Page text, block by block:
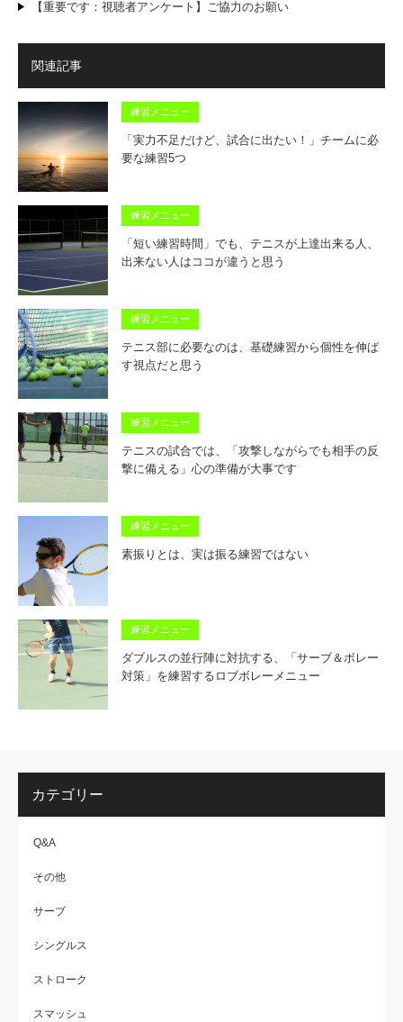
【重要です：視聴者アンケート】ご協力のお願い
関連記事
練習メニュー
「実力不足だけど、試合に出たい！」チームに必
要な練習5つ
練習メニュー
「短い練習時間」でも、テニスが上達出来る人、
出来ない人はココが違うと思う
練習メニュー
テニス部に必要なのは、基礎練習から個性を伸ば
す視点だと思う
練習メニュー
テニスの試合では、「攻撃しながらでも相手の反
撃に備える」心の準備が大事です
練習メニュー
素振りとは、実は振る練習ではない
練習メニュー
ダブルスの並行陣に対抗する、「サーブ＆ボレー
対策」を練習するロブボレーメニュー
カテゴリー
Q&A
その他
サーブ
シングルス
ストローク
スマッシュ